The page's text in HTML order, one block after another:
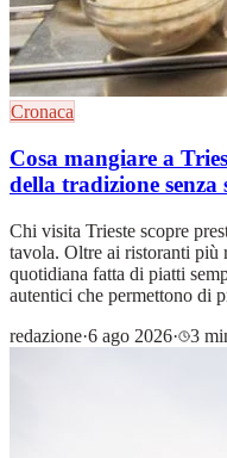
Cronaca
Cosa mangiare a
della tradizione
Chi visita Trieste scopre
tavola. Oltre ai ristoranti più
quotidiana fatta di piatti
autentici che permettono di
redazione·6 ago 2026· 3